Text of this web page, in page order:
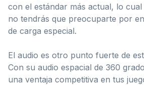
con el estándar más actual, lo cual
no tendrás que preocuparte por
de carga especial.
El audio es otro punto fuerte de
Con su audio espacial de 360
una ventaja competitiva en tus